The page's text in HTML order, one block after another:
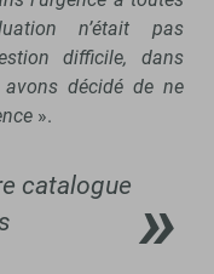
n’était pas
difficile, dans
avons décidé de ne
».
catalogue